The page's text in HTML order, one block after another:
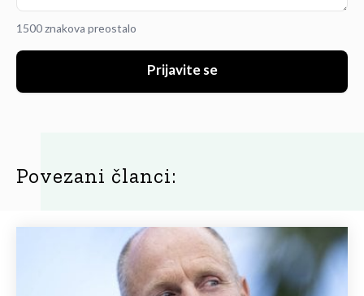
1500 znakova preostalo
Prijavite se
Povezani članci: